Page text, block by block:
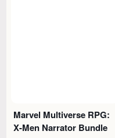
Marvel Multiverse RPG:
X-Men Narrator Bundle